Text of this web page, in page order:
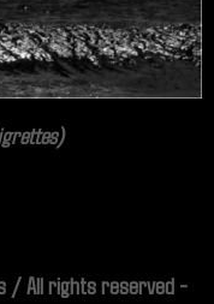
/ All rights reserved -